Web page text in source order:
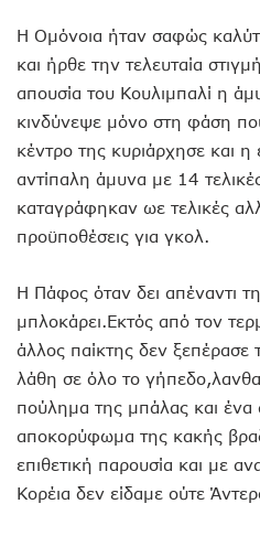
H Oμόνοια ήταν σαφώς
και ήρθε την τελευταία
απουσία του Κουλιμπαλί η
κινδύνεψε μόνο στη φάση
κέντρο της κυριάρχησε και η
αντίπαλη άμυνα με 14
καταγράφηκαν ωε τελικές
προϋποθέσεις για γκολ.
Η Πάφος όταν δει απέναντι
μπλοκάρει.Εκτός από τον
άλλος παίκτης δεν ξεπέρασε
λάθη σε όλο το
πούλημα της μπάλας και ένα
αποκορύφωμα της κακής
επιθετική παρουσία και με
Κορέια δεν είδαμε ούτε